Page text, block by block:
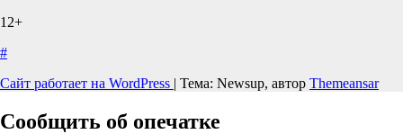
12+
#
Сайт работает на WordPress | Тема: Newsup, автор Themeansar
Сообщить об опечатке